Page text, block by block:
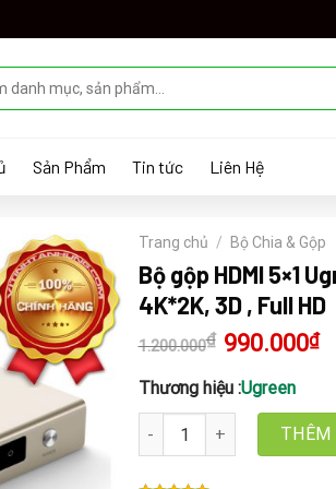
Sản Phẩm Tin tức Liên Hệ
Trang chủ / Bộ Chia & Gộp
Bộ gộp HDMI 5×1
4K*2K, 3D , Full HD
1.200.000₫ Giá
gốc
1.200.000₫.
990.000₫Giá
Thương hiệu :Ugreen
Bộ gộp HDMI 5x1 Ugreen
THÊM